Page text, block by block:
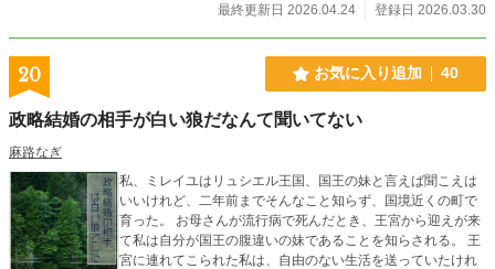
最終更新日 2026.04.24
登録日 2026.03.30
20 お気に入り追加 40
政略結婚の相手が白い狼だなんて聞いてない
麻路なぎ
私、ミレイユはリュシエル王国、国王の妹と言えば聞こえは
いいけれど、二年前までそんなこと知らず、国境近くの町で
育った。 お母さんが流行病で死んだとき、王宮から迎えが来
て私は自分が国王の腹違いの妹であることを知らされる。 王
宮に連れてこられた私は、自由のない生活を送っていたけれ